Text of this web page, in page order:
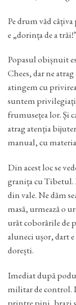
Pe drum văd
e „dorința de a
Popasul obișnuit
Chees, dar ne
atingem cu
suntem privilegiați
frumusețea lor. Și
atrag atenția
manual, cu
Din acest loc se
granița cu Tibetul.
din vale. Ne dăm
masă, urmează o
urât coborârile de
aluneci ușor, dart
dorești.
Imediat după
militar de control.
printre pini, brazi